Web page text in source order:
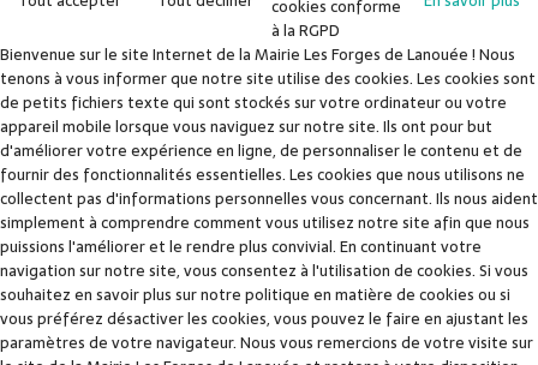
cookies conforme
à la RGPD
Bienvenue sur le site Internet de la Mairie Les Forges de Lanouée ! Nous
tenons à vous informer que notre site utilise des cookies. Les cookies sont
de petits fichiers texte qui sont stockés sur votre ordinateur ou votre
appareil mobile lorsque vous naviguez sur notre site. Ils ont pour but
d'améliorer votre expérience en ligne, de personnaliser le contenu et de
fournir des fonctionnalités essentielles. Les cookies que nous utilisons ne
collectent pas d'informations personnelles vous concernant. Ils nous aident
simplement à comprendre comment vous utilisez notre site afin que nous
puissions l'améliorer et le rendre plus convivial. En continuant votre
navigation sur notre site, vous consentez à l'utilisation de cookies. Si vous
souhaitez en savoir plus sur notre politique en matière de cookies ou si
vous préférez désactiver les cookies, vous pouvez le faire en ajustant les
paramètres de votre navigateur. Nous vous remercions de votre visite sur